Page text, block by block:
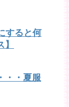
すると何
・・夏服